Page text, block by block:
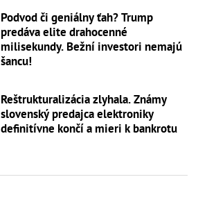
Podvod či geniálny ťah? Trump
predáva elite drahocenné
milisekundy. Bežní investori nemajú
šancu!
Reštrukturalizácia zlyhala. Známy
slovenský predajca elektroniky
definitívne končí a mieri k bankrotu